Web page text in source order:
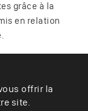
grâce à la
en relation
Cookies
offrir la
site.